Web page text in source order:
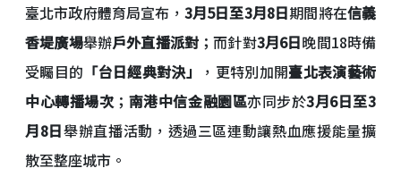
臺北市政府體育局宣布， 3月5日至3月8日期間將在信義
香堤廣場舉辦戶外直播派對 ；而針對3月6日晚間18時備
受矚目的 「台日經典對決」 ，更特別加開臺北表演藝術
中心轉播場次 ； 南港中信金融園區亦同步於3月6日至3
月8日舉辦直播活動，透過三區連動讓熱血應援能量擴
散至整座城市。